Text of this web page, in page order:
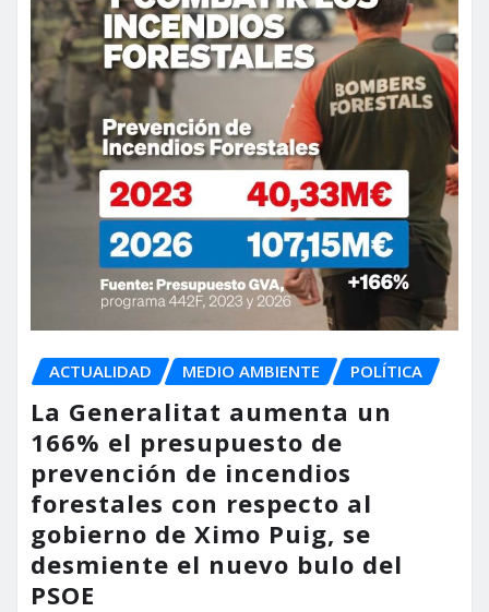
ACTUALIDAD MEDIO AMBIENTE POLÍTICA
La Generalitat aumenta un
166% el presupuesto de
prevención de incendios
forestales con respecto al
gobierno de Ximo Puig, se
desmiente el nuevo bulo del
PSOE